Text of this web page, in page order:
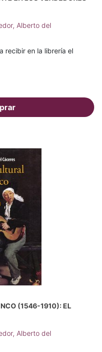
Alberto del
recibir en la librería el
(1546-1910): EL
Alberto del